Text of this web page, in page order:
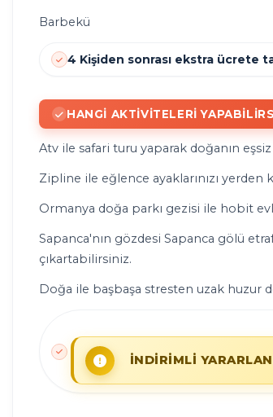
Barbekü
4 Kişiden sonrası ekstra ücrete
HANGI AKTIVITELERI
Atv ile safari turu yaparak doğanın
Zipline ile eğlence ayaklarınızı
Ormanya doğa parkı gezisi ile hobit
Sapanca'nın gözdesi Sapanca gölü
çıkartabilirsiniz.
Doğa ile başbaşa stresten uzak
İNDİRİMLİ